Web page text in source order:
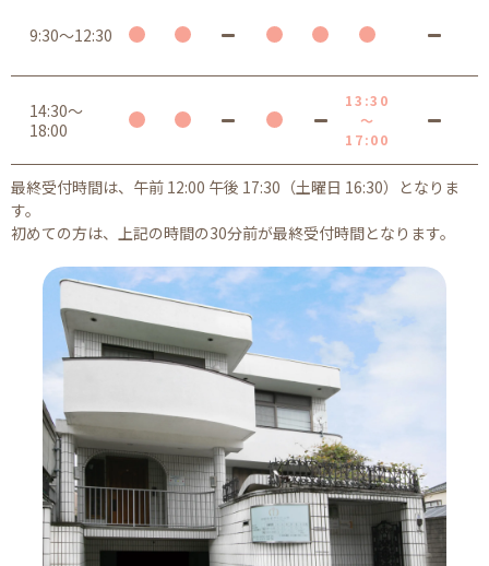
9:30～12:30
14:30～
18:00
13:30
～
17:00
最終受付時間は、午前 12:00 午後 17:30（土曜日 16:30）となりま
す。
初めての方は、上記の時間の30分前が最終受付時間となります。